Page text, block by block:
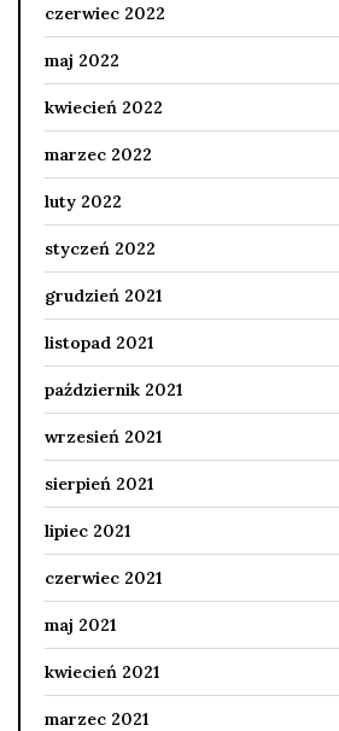
czerwiec 2022
maj 2022
kwiecień 2022
marzec 2022
luty 2022
styczeń 2022
grudzień 2021
listopad 2021
październik 2021
wrzesień 2021
sierpień 2021
lipiec 2021
czerwiec 2021
maj 2021
kwiecień 2021
marzec 2021